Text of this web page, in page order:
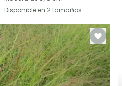
Disponible en 2 tamaños